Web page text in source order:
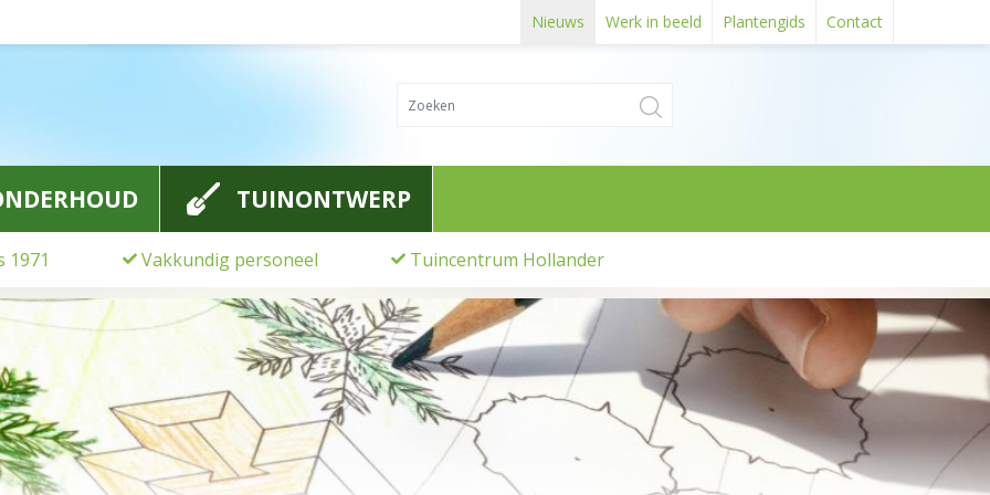
Nieuws Werk in beeld Plantengids Contact
TUINONTWERP
1971 Vakkundig personeel Tuincentrum Hollander